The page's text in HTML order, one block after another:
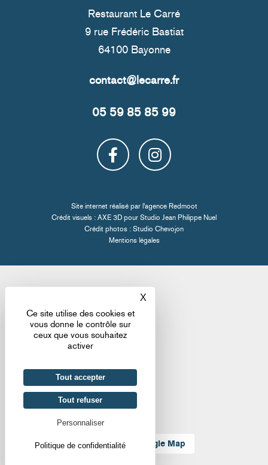
Ce site utilise des cookies et
vous donne le contrôle sur
ceux que vous souhaitez
activer
Tout accepter
Tout refuser
Personnaliser
Politique de confidentialité
X
Restaurant Le Carré
9 rue Frédéric Bastiat
64100 Bayonne
05 59 85 85 99
Site internet réalisé par l'agence Redmoot
Crédit visuels : AXE 3D pour Studio Jean Philippe Nuel
Crédit photos : Studio Chevojon
Mentions légales
Localiser sur Google Map